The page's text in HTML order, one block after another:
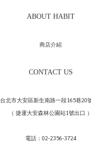
ABOUT HABIT
商店介紹
CONTACT US
台北市大安區新生南路一段165巷20
（ 捷運大安森林公園站1號出口 ）
電話：02-2356-3724